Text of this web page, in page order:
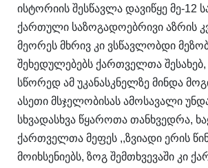
ისტორიის შესწავლა დავიწყე მე-12
ქართული საზოგადოებრივი აზრის
მეორეს მხრივ კი ვსწავლობდი
შეხედულებებს ქართველთა
სწორედ ამ უკანასკნელზე მინდა
ასეთი მსჯელობისას ამოსავალი
სხვადასხვა წყაროთა თანხვედრა,
ქართველთა მეფეს ,,ზვიადი ერის
მოიხსენიებს, ზოგ შემთხვევაში კი